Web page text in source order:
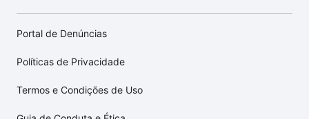
Portal de Denúncias
Políticas de Privacidade
Termos e Condições de Uso